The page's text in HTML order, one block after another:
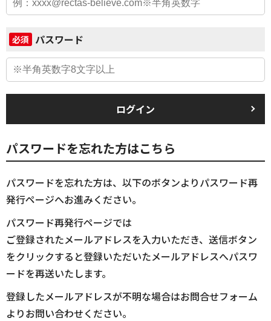
必須 パスワード
ログイン
パスワードを忘れた方はこちら
パスワードを忘れた方は、以下のボタンよりパスワード再
発行ページへお進みください。
パスワード再発行ページでは
ご登録されたメールアドレスを入力いただき、送信ボタン
をクリックすると登録いただいたメールアドレスへパスワ
ードを再送いたします。
登録したメールアドレスが不明な場合はお問合せフォーム
よりお問い合わせください。